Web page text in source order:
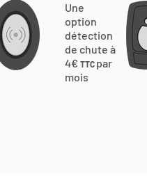
Une
option
détection
de chute à
4€ TTC par
mois